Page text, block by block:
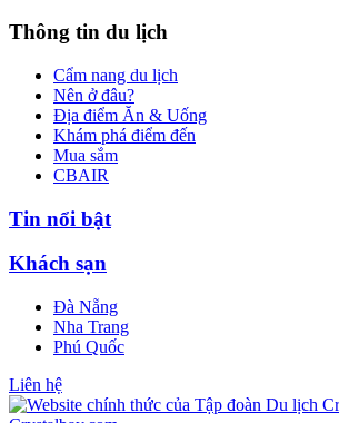
Thông tin du lịch
Cẩm nang du lịch
Nên ở đâu?
Địa điểm Ăn & Uống
Khám phá điểm đến
Mua sắm
CBAIR
Tin nổi bật
Khách sạn
Đà Nẵng
Nha Trang
Phú Quốc
Liên hệ